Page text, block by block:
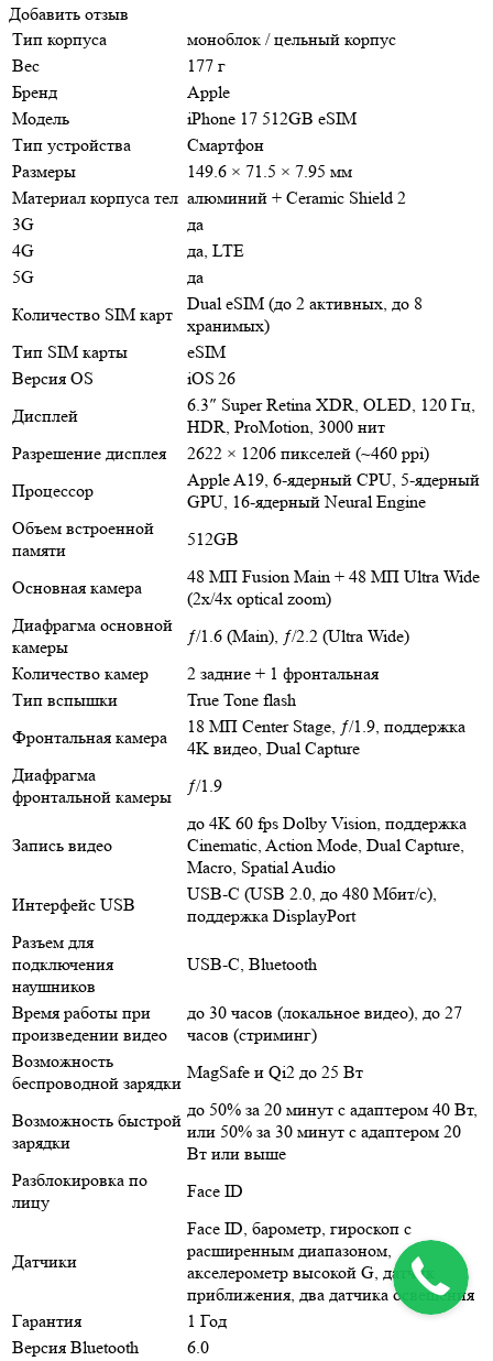
Добавить отзыв
Тип корпуса
моноблок / цельный корпус
Вес
177 г
Бренд
Apple
Модель
iPhone 17 512GB eSIM
Тип устройства
Смартфон
Размеры
149.6 × 71.5 × 7.95 мм
Материал корпуса тел алюминий + Ceramic Shield 2
3G
да
4G
да, LTE
5G
да
Количество SIM карт
Dual eSIM (до 2 активных, до 8
хранимых)
Тип SIM карты
eSIM
Версия OS
iOS 26
Дисплей
6.3″ Super Retina XDR, OLED, 120 Гц,
HDR, ProMotion, 3000 нит
Разрешение дисплея
2622 × 1206 пикселей (~460 ppi)
Процессор
Apple A19, 6‑ядерный CPU, 5‑ядерный
GPU, 16‑ядерный Neural Engine
Объем встроенной
памяти
512GB
Основная камера
48 МП Fusion Main + 48 МП Ultra Wide
(2x/4x optical zoom)
Диафрагма основной
камеры
ƒ/1.6 (Main), ƒ/2.2 (Ultra Wide)
Количество камер
2 задние + 1 фронтальная
Тип вспышки
True Tone flash
Фронтальная камера
18 МП Center Stage, ƒ/1.9, поддержка
4K видео, Dual Capture
Диафрагма
фронтальной камеры
ƒ/1.9
Запись видео
до 4K 60 fps Dolby Vision, поддержка
Cinematic, Action Mode, Dual Capture,
Macro, Spatial Audio
Интерфейс USB
USB-C (USB 2.0, до 480 Мбит/с),
поддержка DisplayPort
Разъем для
подключения
наушников
USB-C, Bluetooth
Время работы при
произведении видео
до 30 часов (локальное видео), до 27
часов (стриминг)
Возможность
беспроводной зарядки
MagSafe и Qi2 до 25 Вт
Возможность быстрой
зарядки
до 50% за 20 минут с адаптером 40 Вт,
или 50% за 30 минут с адаптером 20
Вт или выше
Разблокировка по
лицу
Face ID
Датчики
Face ID, барометр, гироскоп с
расширенным диапазоном,
акселерометр высокой G, датчик
приближения, два датчика освещения
Гарантия
1 Год
Версия Bluetooth
6.0